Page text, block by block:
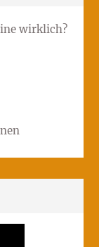
wirklich?